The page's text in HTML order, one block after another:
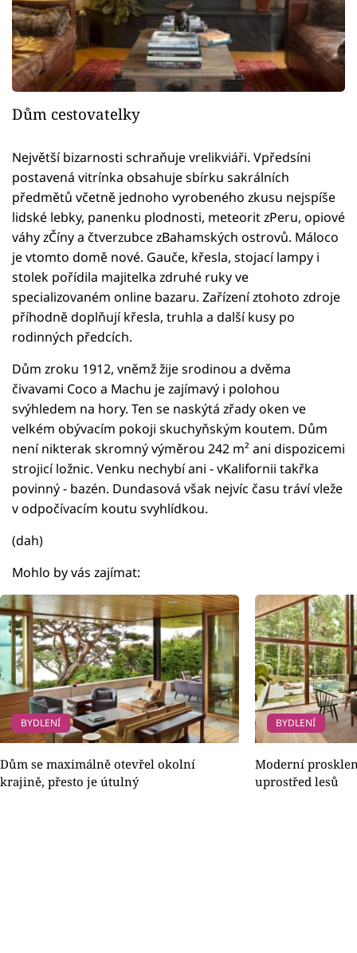
Dům cestovatelky
Největší bizarnosti schraňuje vrelikviáři. Vpředsíni
postavená vitrínka obsahuje sbírku sakrálních
předmětů včetně jednoho vyrobeného zkusu nejspíše
lidské lebky, panenku plodnosti, meteorit zPeru, opiové
váhy zČíny a čtverzubce zBahamských ostrovů. Máloco
je vtomto domě nové. Gauče, křesla, stojací lampy i
stolek pořídila majitelka zdruhé ruky ve
specializovaném online bazaru. Zařízení ztohoto zdroje
příhodně doplňují křesla, truhla a další kusy po
rodinných předcích.
Dům zroku 1912, vněmž žije srodinou a dvěma
čivavami Coco a Machu je zajímavý i polohou
svýhledem na hory. Ten se naskýtá zřady oken ve
velkém obývacím pokoji skuchyňským koutem. Dům
není nikterak skromný výměrou 242 m² ani dispozicemi
strojicí ložnic. Venku nechybí ani - vKalifornii takřka
povinný - bazén. Dundasová však nejvíc času tráví vleže
v odpočívacím koutu svyhlídkou.
(dah)
Mohlo by vás zajímat:
BYDLENÍ
Dům se maximálně otevřel okolní
krajině, přesto je útulný
BYDLENÍ
Moderní
uprostřed lesů